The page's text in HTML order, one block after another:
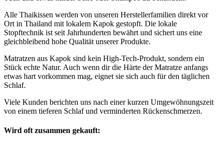
Alle Thaikissen werden von unseren Herstellerfamilien direkt vor
Ort in Thailand mit lokalem Kapok gestopft. Die lokale
Stopftechnik ist seit Jahrhunderten bewährt und sichert uns eine
gleichbleibend hohe Qualität unserer Produkte.
Matratzen aus Kapok sind kein High-Tech-Produkt, sondern ein
Stück echte Natur. Auch wenn dir die Härte der Matratze anfangs
etwas hart vorkommen mag, eignet sie sich auch für den täglichen
Schlaf.
Viele Kunden berichten uns nach einer kurzen Umgewöhnungszeit
von einem tieferen Schlaf und verminderten Rückenschmerzen.
Wird oft zusammen gekauft: